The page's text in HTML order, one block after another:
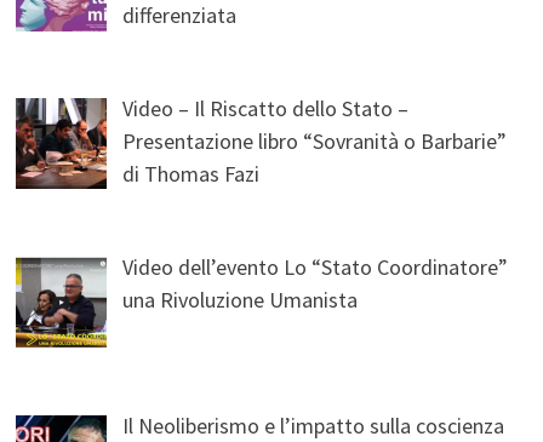
differenziata
Video – Il Riscatto dello Stato –
Presentazione libro “Sovranità o Barbarie”
di Thomas Fazi
Video dell’evento Lo “Stato Coordinatore”
una Rivoluzione Umanista
Il Neoliberismo e l’impatto sulla coscienza